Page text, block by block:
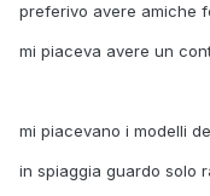
preferivo avere amiche
mi piaceva avere un
mi piacevano i modelli
in spiaggia guardo solo